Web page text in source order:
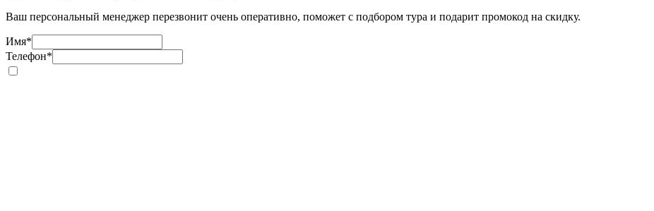
Ваш персональный менеджер перезвонит очень оперативно, поможет с подбором тура и подарит промокод на скидку.
Имя*
Телефон*